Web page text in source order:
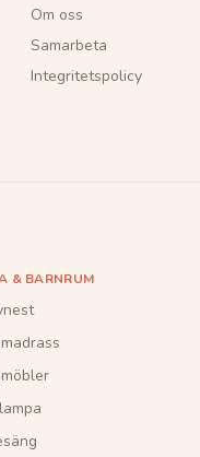
Om oss
Samarbeta
Integritetspolicy
& BARNRUM